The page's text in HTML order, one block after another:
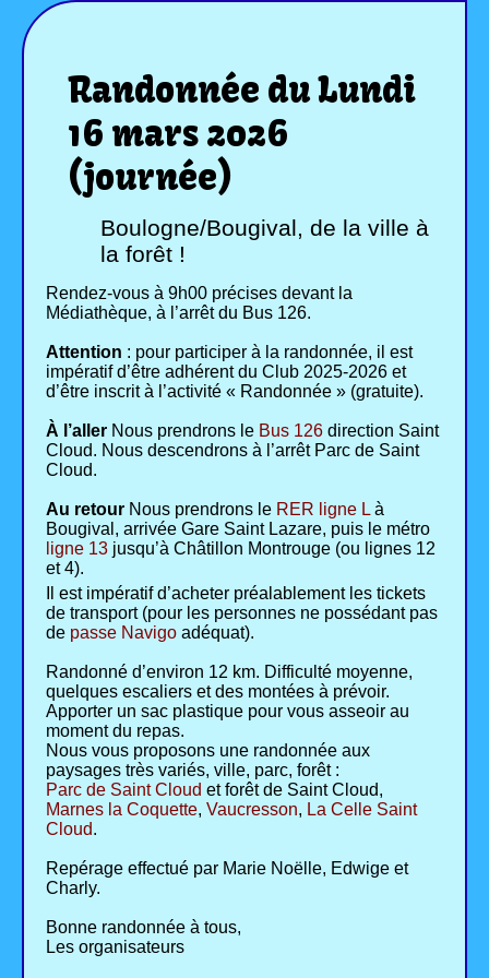
Randonnée du Lundi
16 mars 2026
(journée)
Boulogne/Bougival, de la ville à
la forêt !
Rendez-vous à 9h00 précises devant la
Médiathèque, à l’arrêt du Bus 126.
Attention : pour participer à la randonnée, il est
impératif d’être adhérent du Club 2025-2026 et
d’être inscrit à l’activité « Randonnée » (gratuite).
À l’aller Nous prendrons le Bus 126 direction Saint
Cloud. Nous descendrons à l’arrêt Parc de Saint
Cloud.
Au retour Nous prendrons le RER ligne L à
Bougival, arrivée Gare Saint Lazare, puis le métro
ligne 13 jusqu’à Châtillon Montrouge (ou lignes 12
et 4).
Il est impératif d’acheter préalablement les tickets
de transport (pour les personnes ne possédant pas
de passe Navigo adéquat).
Randonné d’environ 12 km. Difficulté moyenne,
quelques escaliers et des montées à prévoir.
Apporter un sac plastique pour vous asseoir au
moment du repas.
Nous vous proposons une randonnée aux
paysages très variés, ville, parc, forêt :
Parc de Saint Cloud et forêt de Saint Cloud,
Marnes la Coquette, Vaucresson, La Celle Saint
Cloud.
Repérage effectué par Marie Noëlle, Edwige et
Charly.
Bonne randonnée à tous,
Les organisateurs